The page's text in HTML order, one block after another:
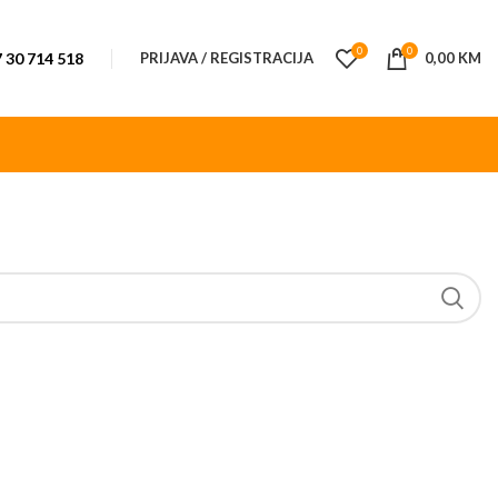
30 714 518 PRIJAVA / REGISTRACIJA 0 0 0,00 KM